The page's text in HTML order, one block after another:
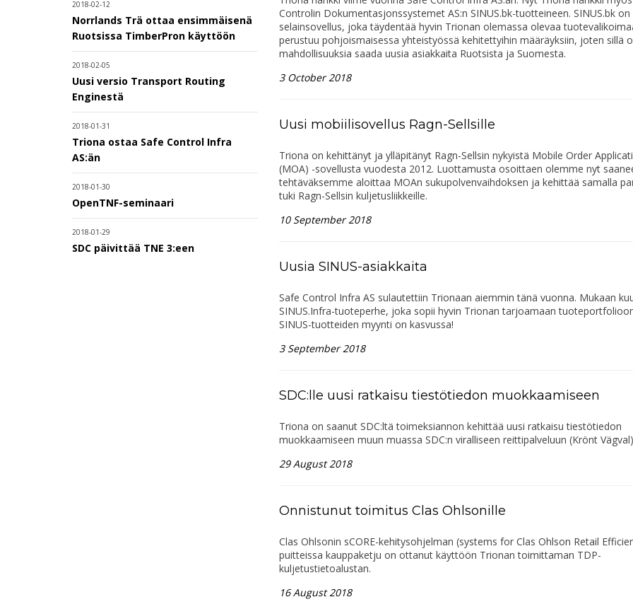
2018-02-12
Norrlands Trä ottaa ensimmäisenä
Ruotsissa TimberPron käyttöön
2018-02-05
Uusi versio Transport Routing
Enginestä
2018-01-31
Triona ostaa Safe Control Infra
AS:än
2018-01-30
OpenTNF-seminaari
2018-01-29
SDC päivittää TNE 3:een
Controlin Dokumentasjonssystemet AS:n SINUS.bk-tuotteineen. SINUS.bk on
selainsovellus, joka täydentää hyvin Trionan olemassa olevaa
perustuu pohjoismaisessa yhteistyössä kehitettyihin määräyksiin, joten sillä
mahdollisuuksia saada uusia asiakkaita Ruotsista ja Suomesta.
3 October 2018
Uusi mobiilisovellus Ragn-Sellsille
Triona on kehittänyt ja ylläpitänyt Ragn-Sellsin nykyistä Mobile Order
(MOA) -sovellusta vuodesta 2012. Luottamusta osoittaen olemme nyt
tehtäväksemme aloittaa MOAn sukupolvenvaihdoksen ja kehittää samalla
tuki Ragn-Sellsin kuljetusliikkeille.
10 September 2018
Uusia SINUS-asiakkaita
Safe Control Infra AS sulautettiin Trionaan aiemmin tänä vuonna. Mukaan
SINUS.Infra-tuoteperhe, joka sopii hyvin Trionan tarjoamaan
SINUS-tuotteiden myynti on kasvussa!
3 September 2018
SDC:lle uusi ratkaisu tiestötiedon muokkaamiseen
Triona on saanut SDC:ltä toimeksiannon kehittää uusi ratkaisu tiestötiedon
muokkaamiseen muun muassa SDC:n viralliseen reittipalveluun (Krönt
29 August 2018
Onnistunut toimitus Clas Ohlsonille
Clas Ohlsonin sCORE-kehitysohjelman (systems for Clas Ohlson Retail
puitteissa kauppaketju on ottanut käyttöön Trionan toimittaman TDP-
kuljetustietoalustan.
16 August 2018